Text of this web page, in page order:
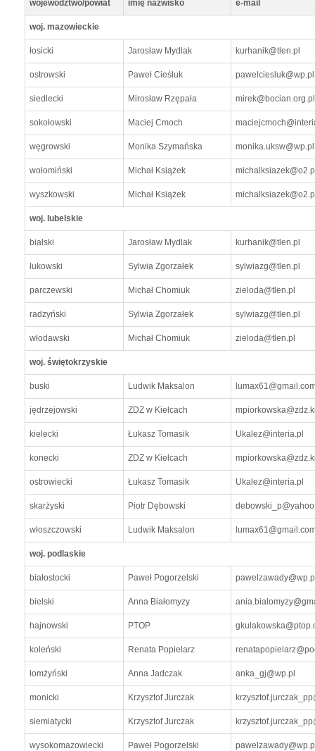
województwo/powiat imię nazwisko e-mail
woj. mazowieckie
łosicki Jarosław Mydlak kurhanik@tlen.pl
ostrowski Paweł Cieśluk pawelciesluk@wp.pl
siedlecki Mirosław Rzępała mirek@bocian.org.pl
sokołowski Maciej Cmoch
węgrowski Monika Szymańska monika.uksw@wp.pl
wołomiński Michał Książek
wyszkowski Michał Książek
woj. lubelskie
bialski Jarosław Mydlak kurhanik@tlen.pl
łukowski Sylwia Zgorzałek sylwiazg@tlen.pl
parczewski Michał Chomiuk zieloda@tlen.pl
radzyński Sylwia Zgorzałek sylwiazg@tlen.pl
włodawski Michał Chomiuk zieloda@tlen.pl
woj. świętokrzyskie
buski Ludwik Maksalon
jędrzejowski ZDZ w Kielcach
kielecki Łukasz Tomasik Ukalez@interia.pl
konecki ZDZ w Kielcach
ostrowiecki Łukasz Tomasik Ukalez@interia.pl
skarżyski Piotr Dębowski
włoszczowski Ludwik Maksalon
woj. podlaskie
białostocki Paweł Pogorzelski
bielski Anna Białomyzy
hajnowski PTOP
koleński Renata Popielarz
łomżyński Anna Jadczak anka_gj@wp.pl
monicki Krzysztof Jurczak
siemiatycki Krzysztof Jurczak
wysokomazowiecki Paweł Pogorzelski